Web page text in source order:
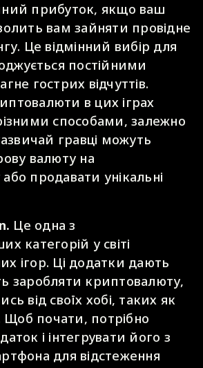
прибуток, якщо ваш
вам зайняти провідне
Це відмінний вибір для
постійними
гострих відчуттів.
в цих іграх
способами, залежно
гравці можуть
валюту на
продавати унікальні
. Це одна з
категорій у світі
ігор. Ці додатки дають
заробляти криптовалюту,
від своїх хобі, таких як
Щоб почати, потрібно
і інтегрувати його з
для відстеження